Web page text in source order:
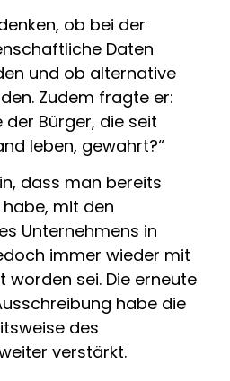
ob bei der
Daten
und ob alternative
Zudem fragte er:
der Bürger, die seit
leben, gewahrt?“
dass man bereits
mit den
Unternehmens in
immer wieder mit
sei. Die erneute
habe die
des
verstärkt.